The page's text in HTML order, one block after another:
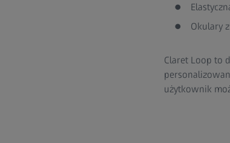
Okulary
Claret Loop to
użytkownik